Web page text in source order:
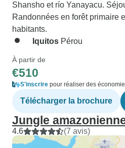
Shansho et río Yanayacu.
Randonnées en forêt primaire
habitants.
Iquitos Pérou
À partir de
€510
S'inscrire pour réaliser des
Télécharger la brochure
Jungle
4.6 (7 avis)